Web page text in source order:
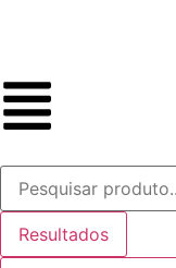
Resultados